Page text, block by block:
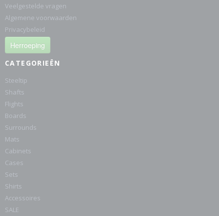
Veelgestelde vragen
Algemene voorwaarden
Privacybeleid
Herroeping
CATEGORIEËN
Steeltip
Shafts
Flights
Boards
Surrounds
Mats
Cabinets
Cases
Sets
Shirts
Accessoires
SALE